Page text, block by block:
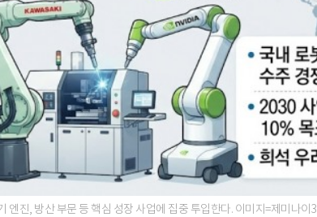
엔진, 방산 부문 등 핵심 성장 사업에 집중 투입한다. 이미지=제미나이3